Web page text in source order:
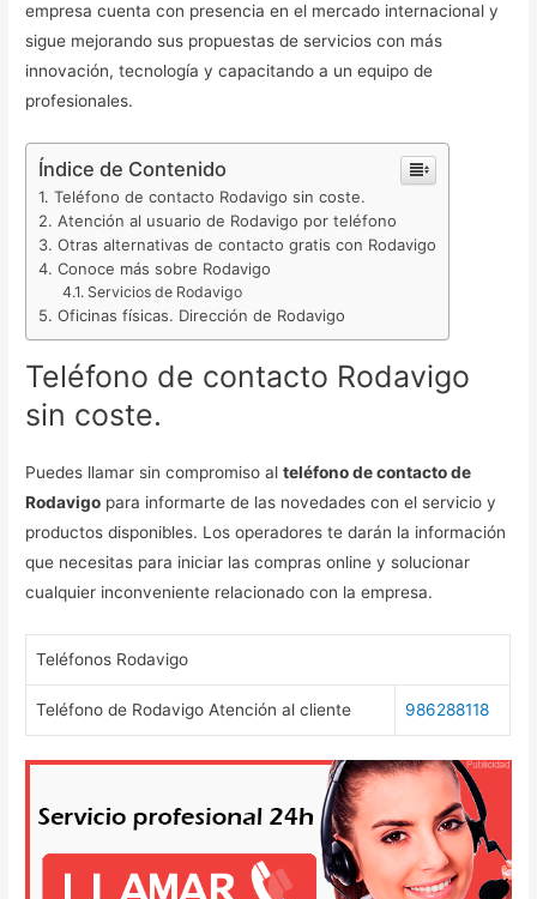
empresa cuenta con presencia en el mercado internacional y
sigue mejorando sus propuestas de servicios con más
innovación, tecnología y capacitando a un equipo de
profesionales.
Índice de Contenido
Teléfono de contacto Rodavigo sin coste.
Atención al usuario de Rodavigo por teléfono
Otras alternativas de contacto gratis con Rodavigo
Conoce más sobre Rodavigo
Servicios de Rodavigo
Oficinas físicas. Dirección de Rodavigo
Teléfono de contacto Rodavigo
sin coste.
Puedes llamar sin compromiso alteléfono de contacto de
Rodavigo para informarte de las novedades con el servicio y
productos disponibles. Los operadores te darán la información
que necesitas para iniciar las compras online y solucionar
cualquier inconveniente relacionado con la empresa.
Teléfonos Rodavigo
Teléfono de Rodavigo Atención al cliente 986288118